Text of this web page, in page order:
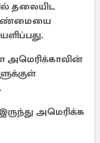
தலையிட
அமெரிக்காவின்
அமெரிக்க